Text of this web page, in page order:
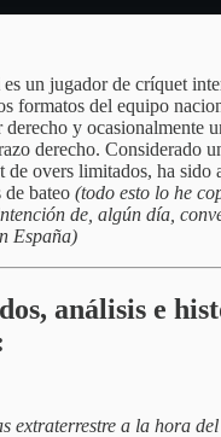
es un jugador de críquet
formatos del equipo
y ocasionalmente
derecho. Considerado
de overs limitados, ha sido
bateo (todo esto lo he
de, algún día,
España)
análisis e
extraterrestre a la hora